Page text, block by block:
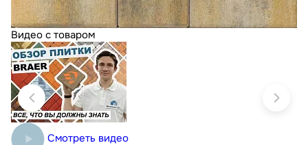
Видео с товаром
Смотреть видео